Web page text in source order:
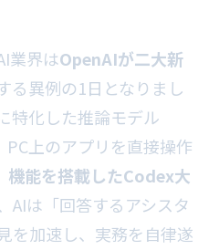
業界はOpenAIが二大新
る異例の1日となりまし
特化した推論モデル
PC上のアプリを直接操作
機能を搭載したCodex大
AIは「回答するアシスタ
を加速し、実務を自律遂